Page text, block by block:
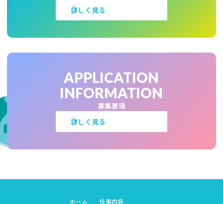
詳しく見る
APPLICATION
INFORMATION
募集要項
詳しく見る
ホーム
仕事内容